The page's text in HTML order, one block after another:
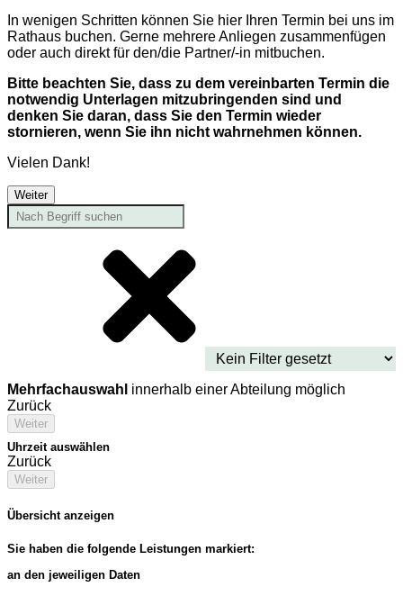
In wenigen Schritten können Sie hier Ihren Termin bei uns im
Rathaus buchen. Gerne mehrere Anliegen zusammenfügen
oder auch direkt für den/die Partner/-in mitbuchen.
Bitte beachten Sie, dass zu dem vereinbarten Termin die
notwendig Unterlagen mitzubringenden sind und
denken Sie daran, dass Sie den Termin wieder
stornieren, wenn Sie ihn nicht wahrnehmen können.
Vielen Dank!
Weiter
Mehrfachauswahl innerhalb einer Abteilung möglich
Zurück
Weiter
Uhrzeit auswählen
Zurück
Weiter
Übersicht anzeigen
Sie haben die folgende Leistungen markiert:
an den jeweiligen Daten